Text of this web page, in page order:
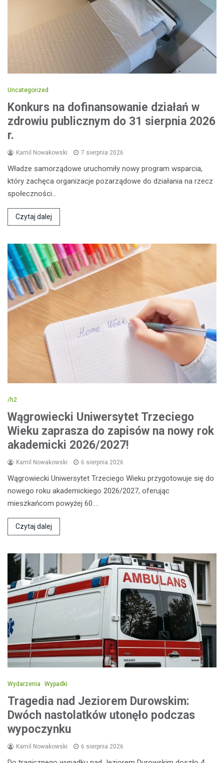
Uncategorized
Konkurs na dofinansowanie działań w
zdrowiu publicznym do 31 sierpnia 2026
r.
Kamil Nowakowski 7 sierpnia 2026
Władze samorządowe uruchomiły nowy program wsparcia,
który zachęca organizacje pozarządowe do działania na rzecz
społeczności…
Czytaj dalej
/h2
Wągrowiecki Uniwersytet Trzeciego
Wieku zaprasza do zapisów na nowy rok
akademicki 2026/2027!
Kamil Nowakowski 6 sierpnia 2026
Wągrowiecki Uniwersytet Trzeciego Wieku przygotowuje się do
nowego roku akademickiego 2026/2027, oferując
mieszkańcom powyżej 60.…
Czytaj dalej
Wydarzenia Wypadki
Tragedia nad Jeziorem Durowskim:
Dwóch nastolatków utonęło podczas
wypoczynku
Kamil Nowakowski 6 sierpnia 2026